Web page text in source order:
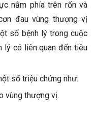
nằm phía trên rốn và
đau vùng thượng vị
số bệnh lý trong cuộc
lý có liên quan đến tiêu
số triệu chứng như:
vùng thượng vị.